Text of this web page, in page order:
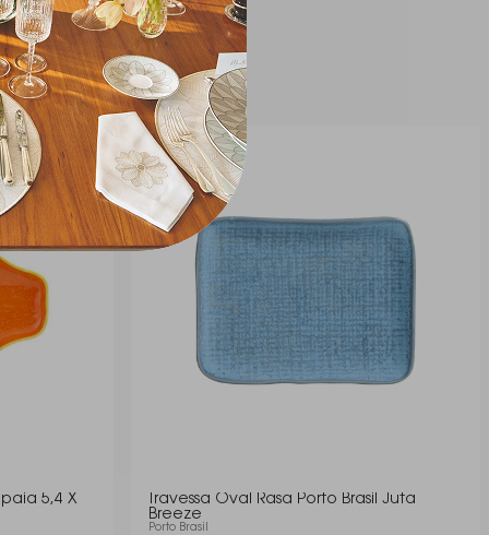
sem abrir mão do requinte.
5,4 X
Travessa Oval Rasa Porto Brasil Juta
Breeze
Porto Brasil